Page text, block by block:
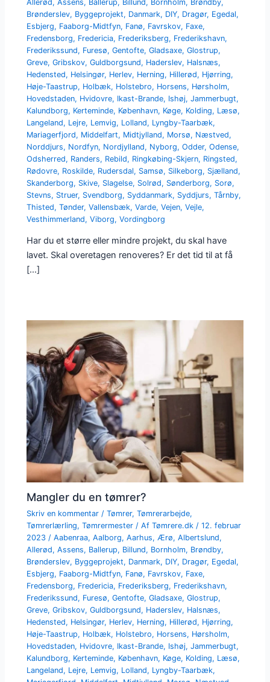
Allerød,Assens, Ballerup, Billund, Bornholm, Brøndby,
Brønderslev, Byggeprojekt, Danmark, DIY, Dragør, Egedal,
Esbjerg, Faaborg-Midtfyn, Fanø, Favrskov, Faxe,
Fredensborg, Fredericia, Frederiksberg, Frederikshavn,
Frederikssund, Furesø,Gentofte,Gladsaxe,Glostrup,
Greve,Gribskov,Guldborgsund, Haderslev, Halsnæs,
Hedensted, Helsingør, Herlev, Herning, Hillerød, Hjørring,
Høje-Taastrup, Holbæk, Holstebro, Horsens, Hørsholm,
Hovedstaden, Hvidovre, Ikast-Brande, Ishøj,Jammerbugt,
Kalundborg, Kerteminde, København, Køge, Kolding, Læsø,
Langeland, Lejre, Lemvig, Lolland, Lyngby-Taarbæk,
Mariagerfjord, Middelfart, Midtjylland, Morsø, Næstved,
Norddjurs, Nordfyn, Nordjylland, Nyborg,Odder,Odense,
Odsherred, Randers, Rebild, Ringkøbing-Skjern, Ringsted,
Rødovre, Roskilde, Rudersdal, Samsø, Silkeborg, Sjælland,
Skanderborg, Skive, Slagelse, Solrød, Sønderborg, Sorø,
Stevns, Struer, Svendborg, Syddanmark, Syddjurs,Tårnby,
Thisted,Tønder,Vallensbæk,Varde,Vejen,Vejle,
Vesthimmerland,Viborg,Vordingborg
Har du et større eller mindre projekt, du skal have
lavet. Skal overetagen renoveres? Er det tid til at få
[…]
Mangler du en tømrer?
Skriv en kommentar /Tømrer,Tømrerarbejde,
Tømrerlærling,Tømrermester / AfTømrere.dk/12. februar
2023/Aabenraa,Aalborg,Aarhus,Ærø,Albertslund,
Allerød,Assens, Ballerup, Billund, Bornholm, Brøndby,
Brønderslev, Byggeprojekt, Danmark, DIY, Dragør, Egedal,
Esbjerg, Faaborg-Midtfyn, Fanø, Favrskov, Faxe,
Fredensborg, Fredericia, Frederiksberg, Frederikshavn,
Frederikssund, Furesø,Gentofte,Gladsaxe,Glostrup,
Greve,Gribskov,Guldborgsund, Haderslev, Halsnæs,
Hedensted, Helsingør, Herlev, Herning, Hillerød, Hjørring,
Høje-Taastrup, Holbæk, Holstebro, Horsens, Hørsholm,
Hovedstaden, Hvidovre, Ikast-Brande, Ishøj,Jammerbugt,
Kalundborg, Kerteminde, København, Køge, Kolding, Læsø,
Langeland, Lejre, Lemvig, Lolland, Lyngby-Taarbæk,